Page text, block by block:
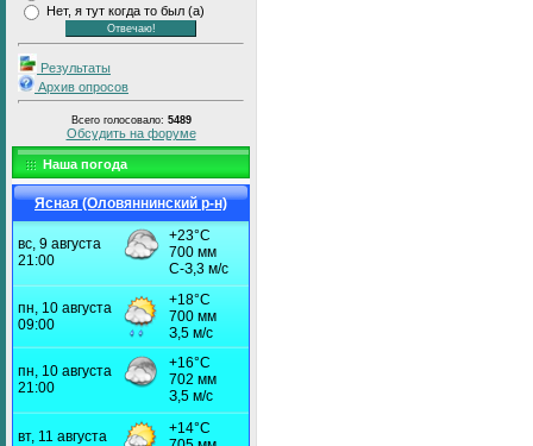
Нет, я тут когда то был (а)
Результаты
Архив опросов
Всего голосовало: 5489
Обсудить на форуме
Наша погода
Ясная (Оловяннинский р-н)